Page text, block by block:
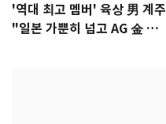
'역대 최고 멤버' 육상 男 계주
"일본 가뿐히 넘고 AG 金 따겠